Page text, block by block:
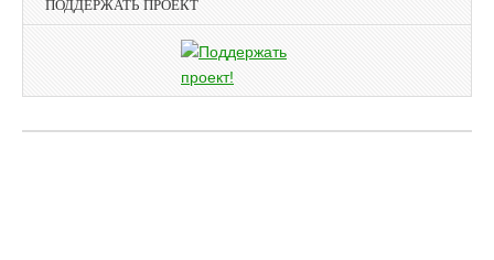
ПОДДЕРЖАТЬ ПРОЕКТ